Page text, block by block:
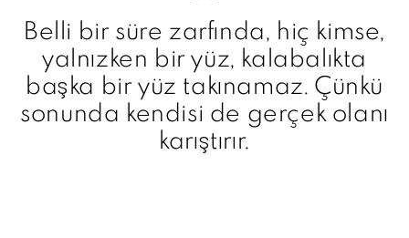
Belli bir süre zarfında, hiç kimse,
yalnızken bir yüz, kalabalıkta
başka bir yüz takınamaz. Çünkü
sonunda kendisi de gerçek olanı
karıştırır.